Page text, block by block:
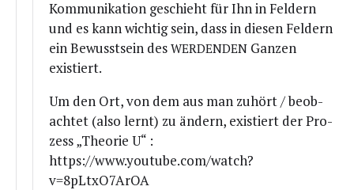
Kom­mu­ni­ka­ti­on geschieht für Ihn in Fel­dern
und es kann wich­tig sein, dass in die­sen Fel­dern
ein Bewusst­sein des WERDENDENGan­zen
existiert.
Um den Ort, von dem aus man zuhört / beob­
ach­tet (also lernt) zu ändern, exis­tiert der Pro­
zess „Theo­rie U“ :
https://www.youtube.com/watch?
v=8pLtxO7ArOA